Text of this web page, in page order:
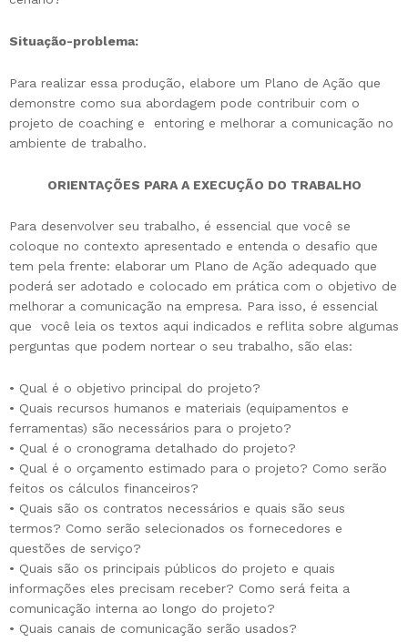
Situação-problema:
Para realizar essa produção, elabore um Plano de Ação que
demonstre como sua abordagem pode contribuir com o
projeto de coaching e entoring e melhorar a comunicação no
ambiente de trabalho.
ORIENTAÇÕES PARA A EXECUÇÃO DO TRABALHO
Para desenvolver seu trabalho, é essencial que você se
coloque no contexto apresentado e entenda o desafio que
tem pela frente: elaborar um Plano de Ação adequado que
poderá ser adotado e colocado em prática com o objetivo de
melhorar a comunicação na empresa. Para isso, é essencial
que você leia os textos aqui indicados e reflita sobre algumas
perguntas que podem nortear o seu trabalho, são elas:
• Qual é o objetivo principal do projeto?
• Quais recursos humanos e materiais (equipamentos e
ferramentas) são necessários para o projeto?
• Qual é o cronograma detalhado do projeto?
• Qual é o orçamento estimado para o projeto? Como serão
feitos os cálculos financeiros?
• Quais são os contratos necessários e quais são seus
termos? Como serão selecionados os fornecedores e
questões de serviço?
• Quais são os principais públicos do projeto e quais
informações eles precisam receber? Como será feita a
comunicação interna ao longo do projeto?
• Quais canais de comunicação serão usados?